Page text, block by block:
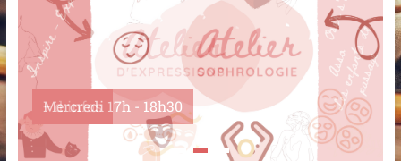
Mercredi 17h - 18h30